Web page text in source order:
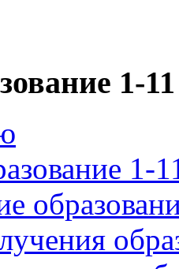
1-
1-